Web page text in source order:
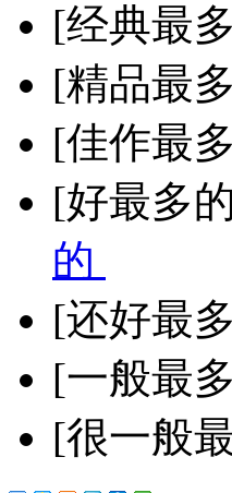
[经典最
[精品最
[佳作最
[好最多
的
[还好最
[一般最
[很一般